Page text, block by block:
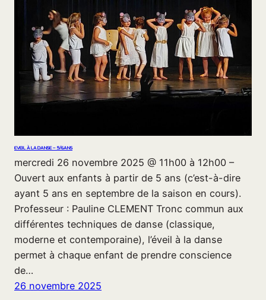
EVEIL À LA DANSE – 5/6ANS
mercredi 26 novembre 2025 @ 11h00 à 12h00 –
Ouvert aux enfants à partir de 5 ans (c’est-à-dire
ayant 5 ans en septembre de la saison en cours).
Professeur : Pauline CLEMENT Tronc commun aux
différentes techniques de danse (classique,
moderne et contemporaine), l’éveil à la danse
permet à chaque enfant de prendre conscience
de…
26 novembre 2025